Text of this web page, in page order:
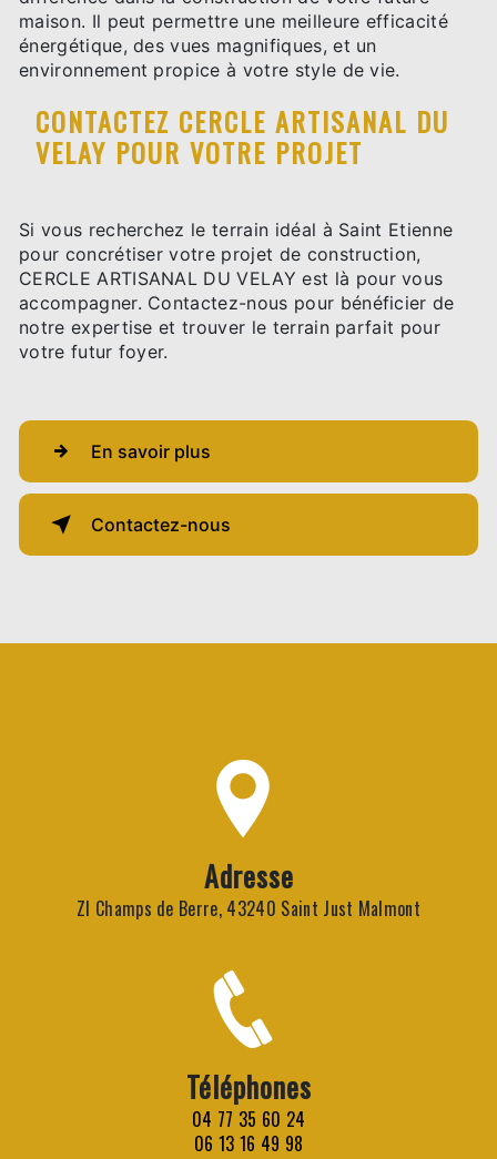
maison. Il peut permettre une meilleure efficacité
énergétique, des vues magnifiques, et un
environnement propice à votre style de vie.
CONTACTEZ CERCLE ARTISANAL DU
VELAY POUR VOTRE PROJET
Si vous recherchez le terrain idéal à Saint Etienne
pour concrétiser votre projet de construction,
CERCLE ARTISANAL DU VELAY est là pour vous
accompagner. Contactez-nous pour bénéficier de
notre expertise et trouver le terrain parfait pour
votre futur foyer.
En savoir plus
Contactez-nous
Adresse
ZI Champs de Berre, 43240 Saint Just Malmont
Téléphones
04 77 35 60 24
06 13 16 49 98